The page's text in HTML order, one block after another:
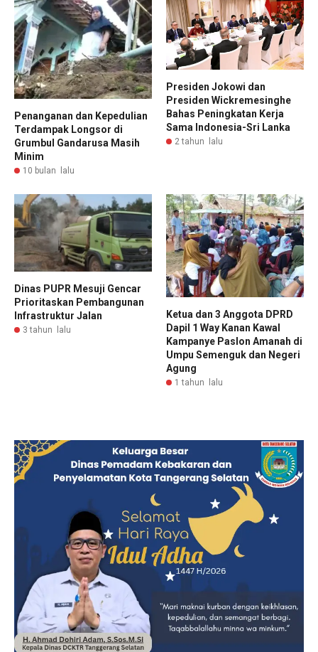
Penanganan dan Kepedulian
Terdampak Longsor di
Grumbul Gandarusa Masih
Minim
10 bulan lalu
Presiden Jokowi dan
Presiden Wickremesinghe
Bahas Peningkatan Kerja
Sama Indonesia-Sri Lanka
2 tahun lalu
Dinas PUPR Mesuji Gencar
Prioritaskan Pembangunan
Infrastruktur Jalan
3 tahun lalu
Ketua dan 3 Anggota DPRD
Dapil 1 Way Kanan Kawal
Kampanye Paslon Amanah di
Umpu Semenguk dan Negeri
Agung
1 tahun lalu